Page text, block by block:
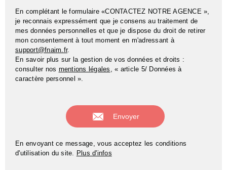
En complétant le formulaire «CONTACTEZ NOTRE AGENCE »,
je reconnais expressément que je consens au traitement de
mes données personnelles et que je dispose du droit de retirer
mon consentement à tout moment en m'adressant à
support@fnaim.fr.
En savoir plus sur la gestion de vos données et droits :
consulter nos mentions légales , « article 5/ Données à
caractère personnel ».
En envoyant ce message, vous acceptez les conditions
d'utilisation du site.
Plus d'infos